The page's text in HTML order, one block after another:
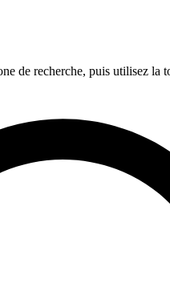
de recherche, puis utilisez la